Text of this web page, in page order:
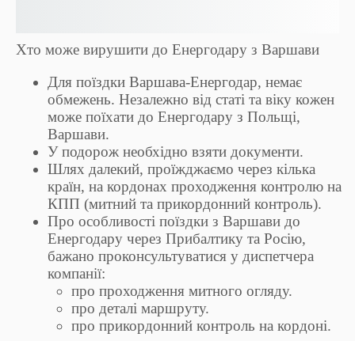
Хто може вирушити до Енергодару з Варшави
Для поїздки Варшава-Енергодар, немає
обмежень. Незалежно від статі та віку кожен
може поїхати до Енергодару з Польщі,
Варшави.
У подорож необхідно взяти документи.
Шлях далекий, проїжджаємо через кілька
країн, на кордонах проходження контролю на
КПП (митний та прикордонний контроль).
Про особливості поїздки з Варшави до
Енергодару через Прибалтику та Росію,
бажано проконсультуватися у диспетчера
компанії:
про проходження митного огляду.
про деталі маршруту.
про прикордонний контроль на кордоні.